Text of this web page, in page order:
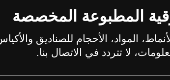
المطبوعة المخصصة
لا تتردد في الاتصال بنا.